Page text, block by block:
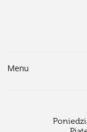
Menu